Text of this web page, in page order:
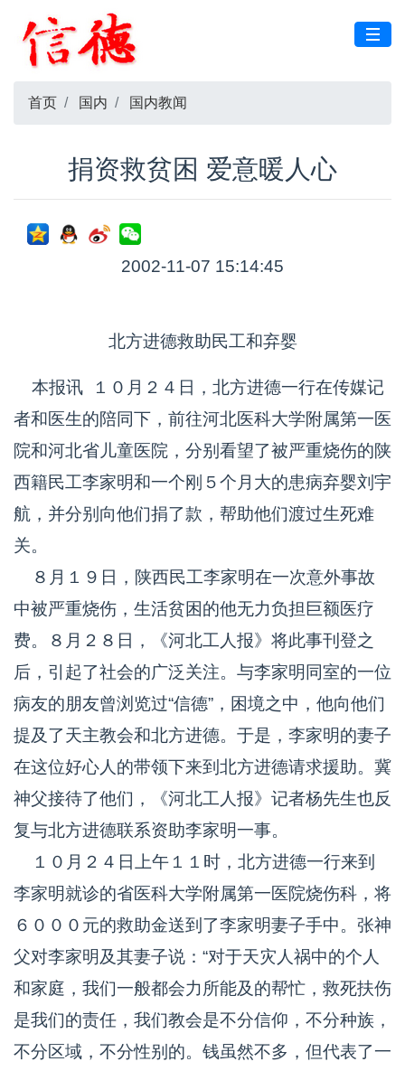
首页 国内 国内教闻
捐资救贫困 爱意暖人心
2002-11-07 15:14:45
北方进德救助民工和弃婴
本报讯 １０月２４日，北方进德一行在传媒记
者和医生的陪同下，前往河北医科大学附属第一医
院和河北省儿童医院，分别看望了被严重烧伤的陕
西籍民工李家明和一个刚５个月大的患病弃婴刘宇
航，并分别向他们捐了款，帮助他们渡过生死难
关。
８月１９日，陕西民工李家明在一次意外事故
中被严重烧伤，生活贫困的他无力负担巨额医疗
费。８月２８日，《河北工人报》将此事刊登之
后，引起了社会的广泛关注。与李家明同室的一位
病友的朋友曾浏览过“信德”，困境之中，他向他们
提及了天主教会和北方进德。于是，李家明的妻子
在这位好心人的带领下来到北方进德请求援助。冀
神父接待了他们，《河北工人报》记者杨先生也反
复与北方进德联系资助李家明一事。
１０月２４日上午１１时，北方进德一行来到
李家明就诊的省医科大学附属第一医院烧伤科，将
６０００元的救助金送到了李家明妻子手中。张神
父对李家明及其妻子说：“对于天灾人祸中的个人
和家庭，我们一般都会力所能及的帮忙，救死扶伤
是我们的责任，我们教会是不分信仰，不分种族，
不分区域，不分性别的。钱虽然不多，但代表了一